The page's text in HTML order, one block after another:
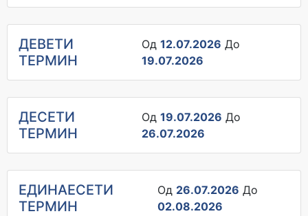
ДЕВЕТИ
ТЕРМИН
Од 12.07.2026 До
19.07.2026
ДЕСЕТИ
ТЕРМИН
Од 19.07.2026 До
26.07.2026
ЕДИНАЕСЕТИ
ТЕРМИН
Од 26.07.2026 До
02.08.2026